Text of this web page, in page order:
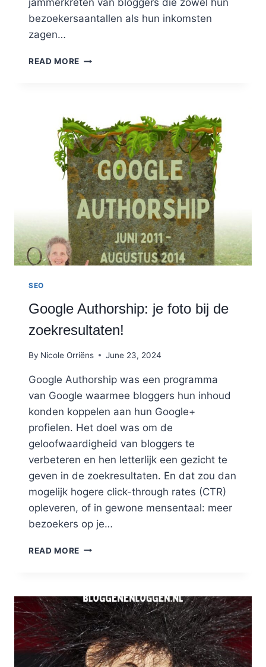
jammerkreten van bloggers die zowel hun
bezoekersaantallen als hun inkomsten
zagen…
READ MORE IS
DIKKE
BULT?!
SEO
Google Authorship: je foto bij de
zoekresultaten!
By Nicole Orriëns June 23, 2024
Google Authorship was een programma
van Google waarmee bloggers hun inhoud
konden koppelen aan hun Google+
profielen. Het doel was om de
geloofwaardigheid van bloggers te
verbeteren en hen letterlijk een gezicht te
geven in de zoekresultaten. En dat zou dan
mogelijk hogere click-through rates (CTR)
opleveren, of in gewone mensentaal: meer
bezoekers op je…
READ MORE GOOGLE
BIJ
DE
ZOEKRESULTATEN!